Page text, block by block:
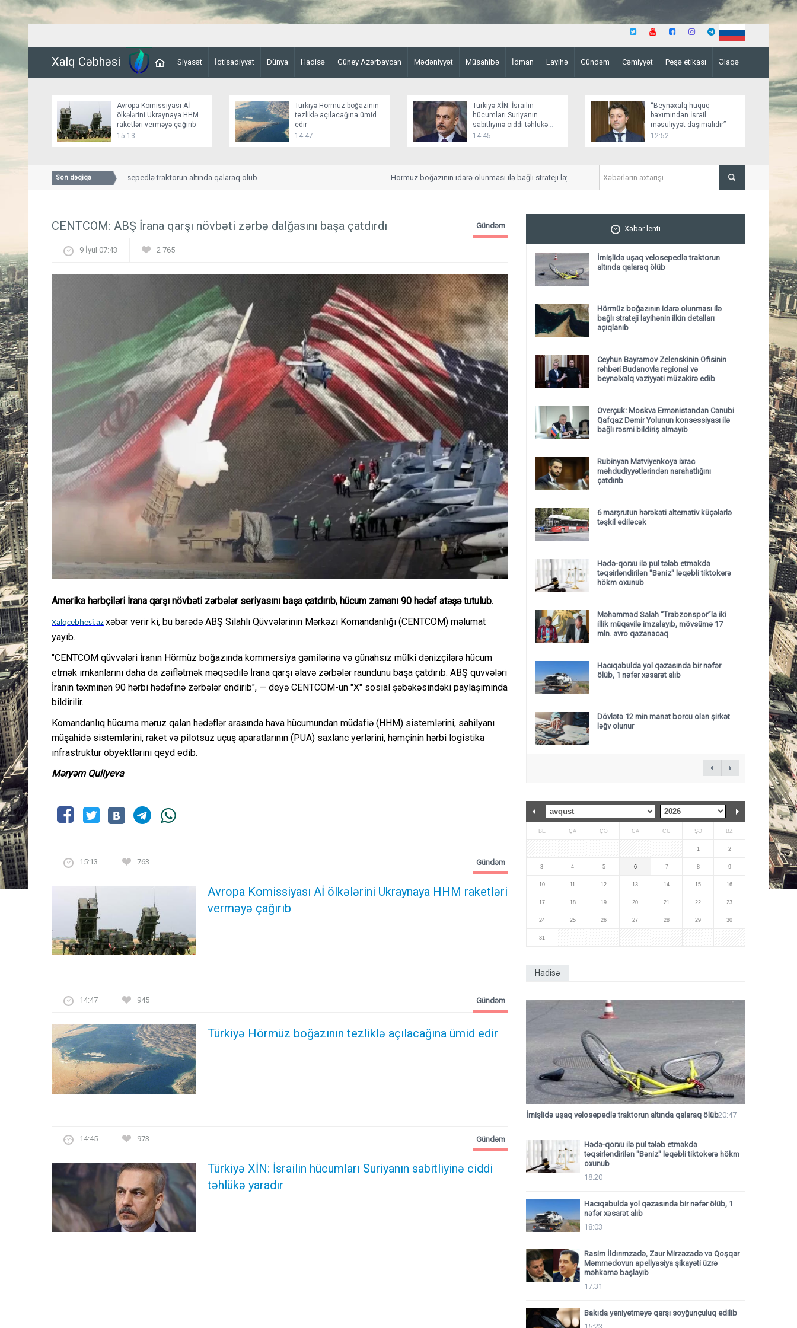
Xalq Cəbhəsi Siyasət İqtisadiyyat Dünya Hadisə Güney Azərbaycan Mədəniyyət Müsahibə İdman Layihə Gündəm Cəmiyyət Peşə etikası Əlaqə
Avropa Komissiyası Aİ
ölkələrini Ukraynaya HHM
raketləri verməyə çağırıb
15:13
Türkiyə Hörmüz boğazının
tezliklə açılacağına ümid
edir
14:47
Türkiyə XİN: İsrailin
hücumları Suriyanın
sabitliyinə ciddi təhlükə
yaradır
14:45
“Beynəxalq hüquq
baxımından İsrail
məsuliyyət daşımalıdır”
12:52
Son dəqiqə
İmişlidə uşaq velosepedlə traktorun altında qalaraq ölüb Hörmüz boğazının idarə olunması ilə bağlı strateji layihənin ilkin detalları açıqlanıb
Ceyhun Bayramov
müzakirə edib
CENTCOM: ABŞ İrana qarşı növbəti zərbə dalğasını başa çatdırdı Gündəm
9 İyul 07:43 2 765
Amerika hərbçiləri İrana qarşı növbəti zərbələr seriyasını başa çatdırıb, hücum zamanı 90 hədəf atəşə tutulub.
Xalqcebhesi.az xəbər verir ki, bu barədə ABŞ Silahlı Qüvvələrinin Mərkəzi Komandanlığı (CENTCOM) məlumat
yayıb.
"CENTCOM qüvvələri İranın Hörmüz boğazında kommersiya gəmilərinə və günahsız mülki dənizçilərə hücum
etmək imkanlarını daha da zəiflətmək məqsədilə İrana qarşı əlavə zərbələr raundunu başa çatdırıb. ABŞ qüvvələri
İranın təxminən 90 hərbi hədəfinə zərbələr endirib", — deyə CENTCOM-un "X" sosial şəbəkəsindəki paylaşımında
bildirilir.
Komandanlıq hücuma məruz qalan hədəflər arasında hava hücumundan müdafiə (HHM) sistemlərini, sahilyanı
müşahidə sistemlərini, raket və pilotsuz uçuş aparatlarının (PUA) saxlanc yerlərini, həmçinin hərbi logistika
infrastruktur obyektlərini qeyd edib.
Məryəm Quliyeva
15:13 763
Avropa Komissiyası Aİ ölkələrini Ukraynaya HHM raketləri
verməyə çağırıb
Gündəm
14:47 945
Türkiyə Hörmüz boğazının tezliklə açılacağına ümid edir
Gündəm
14:45 973
Türkiyə XİN: İsrailin hücumları Suriyanın sabitliyinə ciddi
təhlükə yaradır
Gündəm
Xəbər lenti
İmişlidə uşaq velosepedlə traktorun
altında qalaraq ölüb
Hörmüz boğazının idarə olunması ilə
bağlı strateji layihənin ilkin detalları
açıqlanıb
Ceyhun Bayramov Zelenskinin Ofisinin
rəhbəri Budanovla regional və
beynəlxalq vəziyyəti müzakirə edib
Overçuk: Moskva Ermənistandan Cənubi
Qafqaz Dəmir Yolunun konsessiyası ilə
bağlı rəsmi bildiriş almayıb
Rubinyan Matviyenkoya ixrac
məhdudiyyətlərindən narahatlığını
çatdırıb
6 marşrutun hərəkəti alternativ küçələrlə
təşkil ediləcək
Hədə-qorxu ilə pul tələb etməkdə
təqsirləndirilən "Bəniz" ləqəbli tiktokerə
hökm oxunub
Məhəmməd Salah “Trabzonspor”la iki
illik müqavilə imzalayıb, mövsümə 17
mln. avro qazanacaq
Hacıqabulda yol qəzasında bir nəfər
ölüb, 1 nəfər xəsarət alıb
Dövlətə 12 min manat borcu olan şirkət
ləğv olunur
BE ÇA ÇƏ CA CÜ ŞƏ BZ
1 2
3 4 5 6 7 8 9
10 11 12 13 14 15 16
17 18 19 20 21 22 23
24 25 26 27 28 29 30
31
Hadisə
İmişlidə uşaq velosepedlə traktorun altında qalaraq ölüb20:47
Hədə-qorxu ilə pul tələb etməkdə
təqsirləndirilən "Bəniz" ləqəbli tiktokerə hökm
oxunub
18:20
Hacıqabulda yol qəzasında bir nəfər ölüb, 1
nəfər xəsarət alıb
18:03
Rasim İldırımzadə, Zaur Mirzəzadə və Qoşqar
Məmmədovun apellyasiya şikayəti üzrə
məhkəmə başlayıb
17:31
Bakıda yeniyetməyə qarşı soyğunçuluq edilib